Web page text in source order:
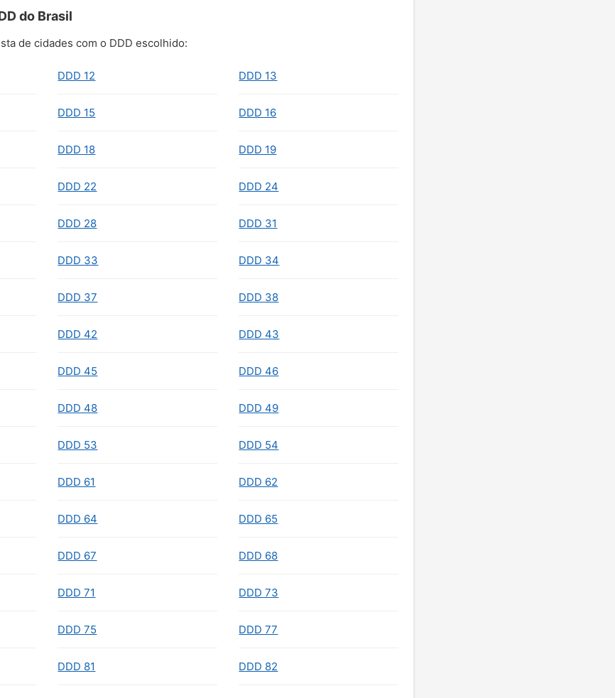
do Brasil
de cidades com o DDD escolhido:
DDD 12 DDD 13
DDD 15 DDD 16
DDD 18 DDD 19
DDD 22 DDD 24
DDD 28 DDD 31
DDD 33 DDD 34
DDD 37 DDD 38
DDD 42 DDD 43
DDD 45 DDD 46
DDD 48 DDD 49
DDD 53 DDD 54
DDD 61 DDD 62
DDD 64 DDD 65
DDD 67 DDD 68
DDD 71 DDD 73
DDD 75 DDD 77
DDD 81 DDD 82